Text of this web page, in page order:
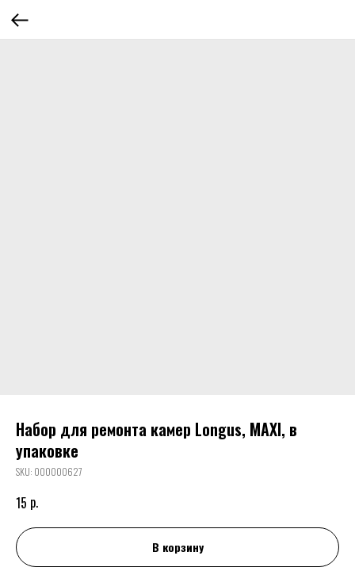
Набор для ремонта камер Longus, MAXI, в
упаковке
SKU: 000000627
15 р.
В корзину